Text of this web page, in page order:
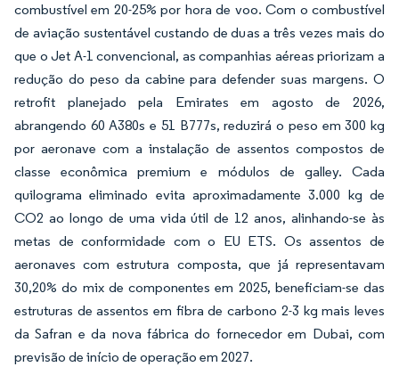
combustível em 20-25% por hora de voo. Com o combustível
de aviação sustentável custando de duas a três vezes mais do
que o Jet A-1 convencional, as companhias aéreas priorizam a
redução do peso da cabine para defender suas margens. O
retrofit planejado pela Emirates em agosto de 2026,
abrangendo 60 A380s e 51 B777s, reduzirá o peso em 300 kg
por aeronave com a instalação de assentos compostos de
classe econômica premium e módulos de galley. Cada
quilograma eliminado evita aproximadamente 3.000 kg de
CO2 ao longo de uma vida útil de 12 anos, alinhando-se às
metas de conformidade com o EU ETS. Os assentos de
aeronaves com estrutura composta, que já representavam
30,20% do mix de componentes em 2025, beneficiam-se das
estruturas de assentos em fibra de carbono 2-3 kg mais leves
da Safran e da nova fábrica do fornecedor em Dubai, com
previsão de início de operação em 2027.